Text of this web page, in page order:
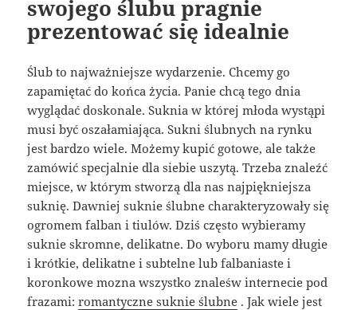
swojego ślubu pragnie
prezentować się idealnie
Ślub to najważniejsze wydarzenie. Chcemy go
zapamiętać do końca życia. Panie chcą tego dnia
wyglądać doskonale. Suknia w której młoda wystąpi
musi być oszałamiająca. Sukni ślubnych na rynku
jest bardzo wiele. Możemy kupić gotowe, ale także
zamówić specjalnie dla siebie uszytą. Trzeba znaleźć
miejsce, w którym stworzą dla nas najpiękniejsza
suknię. Dawniej suknie ślubne charakteryzowały się
ogromem falban i tiulów. Dziś często wybieramy
suknie skromne, delikatne. Do wyboru mamy długie
i krótkie, delikatne i subtelne lub falbaniaste i
koronkowe mozna wszystko znaleśw internecie pod
frazami:romantyczne suknie ślubne . Jak wiele jest